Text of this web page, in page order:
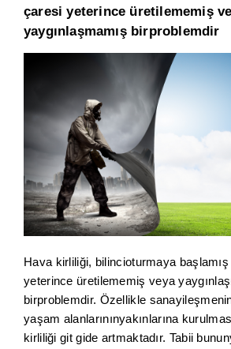
çaresi yeterince üretilememiş
yaygınlaşmamış birproblemdir
Hava kirliliği, bilincioturmaya
yeterince üretilememiş veya
birproblemdir. Özellikle
yaşam alanlarınınyakınlarına
kirliliği git gide artmaktadır. Tabii